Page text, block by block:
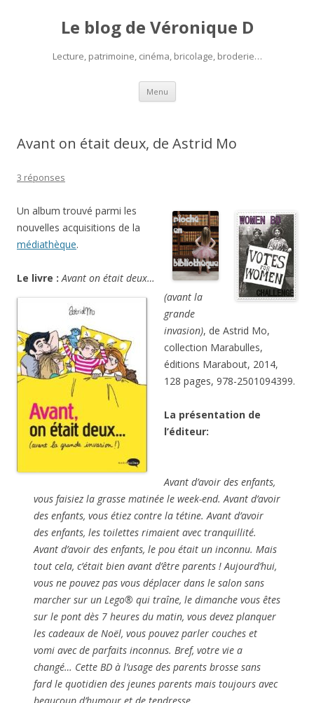
Le blog de Véronique D
Lecture, patrimoine, cinéma, bricolage, broderie…
Menu Aller
contenu
Avant on était deux, de Astrid Mo
3 réponses
Un album trouvé parmi les
nouvelles acquisitions de la
médiathèque.
Le livre :Avant on était deux…
(avant la
grande
invasion), de Astrid Mo,
collection Marabulles,
éditions Marabout, 2014,
128 pages, 978-2501094399.
La présentation de
l’éditeur:
Avant d’avoir des enfants,
vous faisiez la grasse matinée le week-end. Avant d’avoir
des enfants, vous étiez contre la tétine. Avant d’avoir
des enfants, les toilettes rimaient avec tranquillité.
Avant d’avoir des enfants, le pou était un inconnu. Mais
tout cela, c’était bien avant d’être parents ! Aujourd’hui,
vous ne pouvez pas vous déplacer dans le salon sans
marcher sur un Lego® qui traîne, le dimanche vous êtes
sur le pont dès 7 heures du matin, vous devez planquer
les cadeaux de Noël, vous pouvez parler couches et
vomi avec de parfaits inconnus. Bref, votre vie a
changé… Cette BD à l’usage des parents brosse sans
fard le quotidien des jeunes parents mais toujours avec